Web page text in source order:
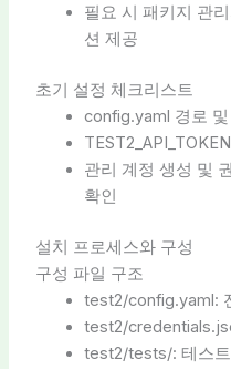
필요 시 패키지 관
션 제공
초기 설정 체크리스트
config.yaml 경로
관리 계정 생성 및
확인
설치 프로세스와 구성
구성 파일 구조
test2/config.yaml:
test2/
test2/tests/: 테스